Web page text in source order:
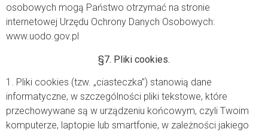
osobowych mogą Państwo otrzymać na stronie
internetowej Urzędu Ochrony Danych Osobowych:
www.uodo.gov.pl
§7. Pliki cookies.
1. Pliki cookies (tzw. „ciasteczka”) stanowią dane
informatyczne, w szczególności pliki tekstowe, które
przechowywane są w urządzeniu końcowym, czyli Twoim
komputerze, laptopie lub smartfonie, w zależności jakiego